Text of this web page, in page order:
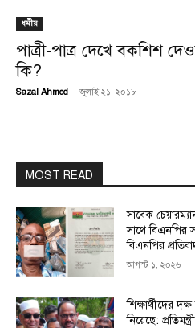
ধর্মীয়
পাত্রী-পাত্র দেখে বকশিশ
কি?
Sazal Ahmed - জুলাই ২১, ২০১৮
MOST READ
সাবেক
সাথে বিএনপির
বিএনপির
আগস্ট ১, ২০২৬
শিক্ষার্থীদের
নিয়েছে: